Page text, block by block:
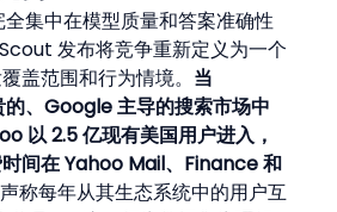
集中在模型质量和答案准确性
发布将竞争重新定义为一个
盖范围和行为情境。 当
、Google 主导的搜索市场中
以 2.5 亿现有美国用户进入，
间在 Yahoo Mail、Finance 和
称每年从其生态系统中的用户互